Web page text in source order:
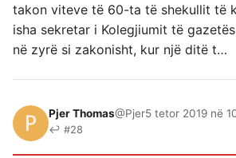
takon viteve të 60-ta të shekullit të
isha sekretar i Kolegjiumit të gazetës
në zyrë si zakonisht, kur një ditë t…
Pjer Thomas@Pjer5 tetor 2019 në
↩ #28